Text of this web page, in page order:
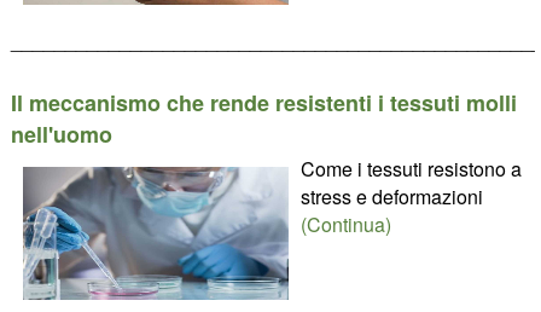
Il meccanismo che rende resistenti i tessuti molli
nell'uomo
Come i tessuti resistono a
stress e deformazioni
(Continua)